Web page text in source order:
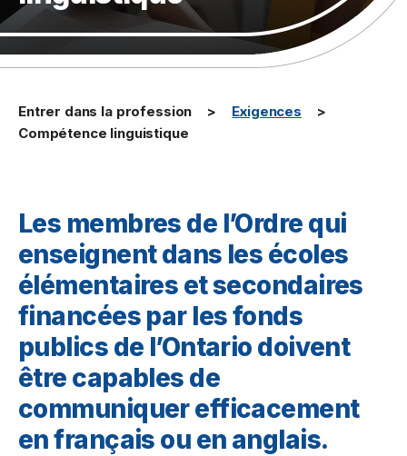
Entrer dans la profession
Exigences
Compétence linguistique
Les membres de l’Ordre qui
enseignent dans les écoles
élémentaires et secondaires
financées par les fonds
publics de l’Ontario doivent
être capables de
communiquer efficacement
en français ou en anglais.